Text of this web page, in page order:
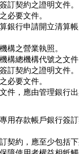
訂契約之證明文件。
必要文件。
銀行申請開立清算
構之營業執照。
構總機構代號之文件
訂契約之證明文件。
必要文件。
件，應由管理銀行
用存款帳戶銀行簽
契約，應至少包括下